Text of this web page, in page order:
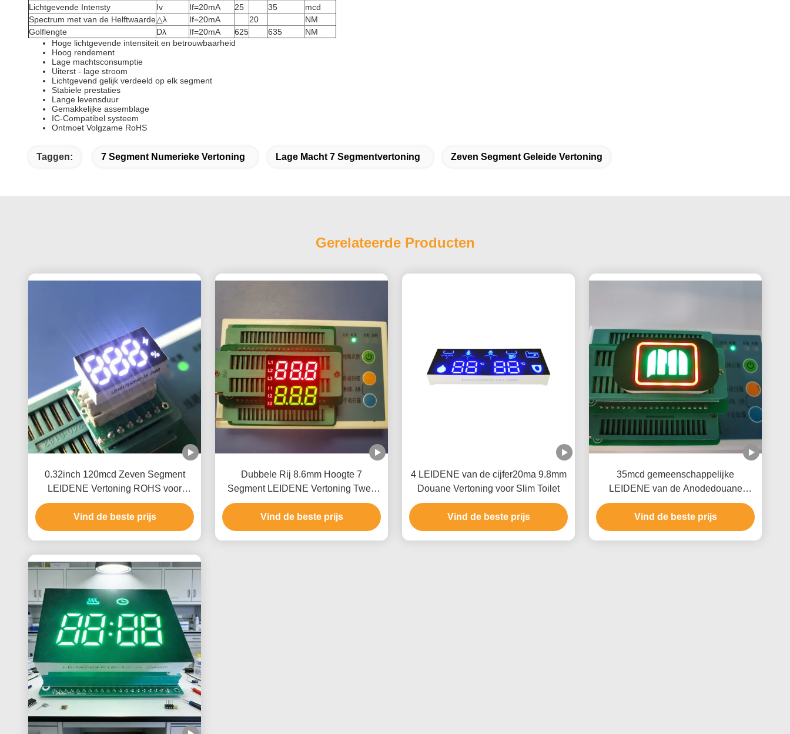
Lichtgevende Intensty
Iv If=20mA 25 35
mcd
Spectrum met van de Helftwaarde△λ If=20mA 20
NM
Golflengte
Dλ If=20mA 625 635
NM
Hoge lichtgevende intensiteit en betrouwbaarheid
Hoog rendement
Lage machtsconsumptie
Uiterst - lage stroom
Lichtgevend gelijk verdeeld op elk segment
Stabiele prestaties
Lange levensduur
Gemakkelijke assemblage
IC-Compatibel systeem
Ontmoet Volgzame RoHS
Taggen: 7 Segment Numerieke Vertoning Lage Macht 7 Segmentvertoning Zeven Segment Geleide Vertoning
Gerelateerde Producten
0.32inch 120mcd Zeven Segment
LEIDENE Vertoning ROHS voor
Macht
Vind de beste prijs
Dubbele Rij 8.6mm Hoogte 7
Segment LEIDENE Vertoning Twee
Kleur 3 Cijfer
Vind de beste prijs
4 LEIDENE van de cijfer20ma 9.8mm
Douane Vertoning voor Slim Toilet
Vind de beste prijs
35mcd gemeenschappelijke
LEIDENE van de Anodedouane
Vertoning voor e-Sigaret
Vind de beste prijs